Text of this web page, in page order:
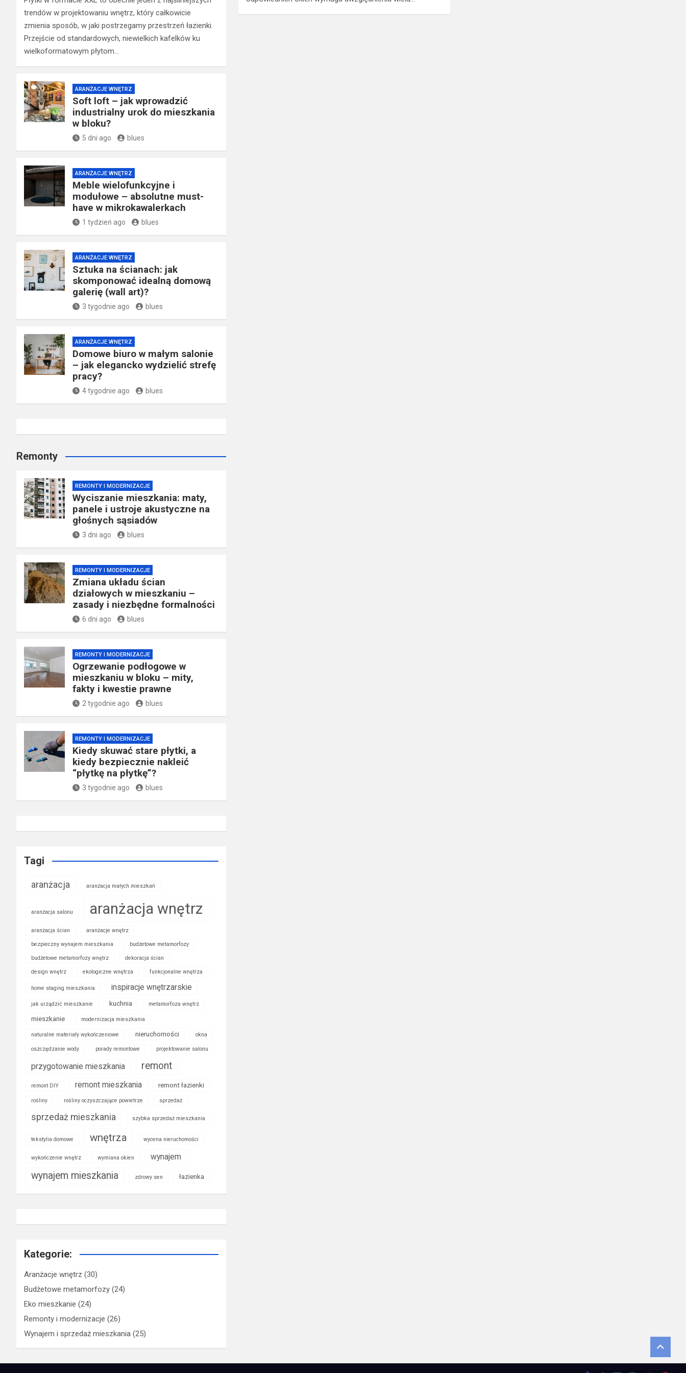
trendów w projektowaniu wnętrz, który całkowicie
zmienia sposób, w jaki postrzegamy przestrzeń łazienki.
Przejście od standardowych, niewielkich kafelków ku
wielkoformatowym płytom…
ARANŻACJE WNĘTRZ
Soft loft – jak wprowadzić
industrialny urok do mieszkania
w bloku?
5 dni ago blues
ARANŻACJE WNĘTRZ
Meble wielofunkcyjne i
modułowe – absolutne must-
have w mikrokawalerkach
1 tydzień ago blues
ARANŻACJE WNĘTRZ
Sztuka na ścianach: jak
skomponować idealną domową
galerię (wall art)?
3 tygodnie ago blues
ARANŻACJE WNĘTRZ
Domowe biuro w małym salonie
– jak elegancko wydzielić strefę
pracy?
4 tygodnie ago blues
Remonty
REMONTY I MODERNIZACJE
Wyciszanie mieszkania: maty,
panele i ustroje akustyczne na
głośnych sąsiadów
3 dni ago blues
REMONTY I MODERNIZACJE
Zmiana układu ścian
działowych w mieszkaniu –
zasady i niezbędne formalności
6 dni ago blues
REMONTY I MODERNIZACJE
Ogrzewanie podłogowe w
mieszkaniu w bloku – mity,
fakty i kwestie prawne
2 tygodnie ago blues
REMONTY I MODERNIZACJE
Kiedy skuwać stare płytki, a
kiedy bezpiecznie nakleić
“płytkę na płytkę”?
3 tygodnie ago blues
Tagi
aranżacja aranżacja małych mieszkań
aranżacja salonu aranżacja wnętrz
aranżacja ścian aranżacje wnętrz
bezpieczny wynajem mieszkania budżetowe metamorfozy
budżetowe metamorfozy wnętrz dekoracja ścian
design wnętrz ekologiczne wnętrza funkcjonalne wnętrza
home staging mieszkania inspiracje wnętrzarskie
jak urządzić mieszkanie kuchnia metamorfoza wnętrz
mieszkanie modernizacja mieszkania
naturalne materiały wykończeniowe nieruchomości okna
oszczędzanie wody porady remontowe projektowanie salonu
przygotowanie mieszkania remont
remont DIY remont mieszkania remont łazienki
rośliny rośliny oczyszczające powietrze sprzedaż
sprzedaż mieszkania szybka sprzedaż mieszkania
tekstylia domowe wnętrza wycena nieruchomości
wykończenie wnętrz wymiana okien wynajem
wynajem mieszkania zdrowy sen łazienka
Kategorie:
Aranżacje wnętrz (30)
Budżetowe metamorfozy (24)
Eko mieszkanie (24)
Remonty i modernizacje (26)
Wynajem i sprzedaż mieszkania (25)